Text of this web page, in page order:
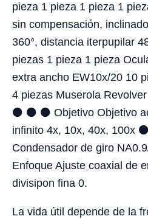
pieza 1 pieza 1 pieza 1
sin compensación,
360°, distancia iterpupilar
piezas 1 pieza 1 pieza
extra ancho EW10x/20 10
4 piezas Muserola
⚫ ⚫ ⚫ Objetivo Objetivo
infinito 4x, 10x, 40x, 100x
Condensador de giro
Enfoque Ajuste coaxial de
divisipon fina 0.
La vida útil depende de la